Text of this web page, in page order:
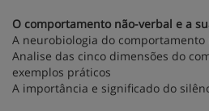
O comportamento não-verbal e a
A neurobiologia do comportamento
Analise das cinco dimensões do
exemplos práticos
A importância e significado do